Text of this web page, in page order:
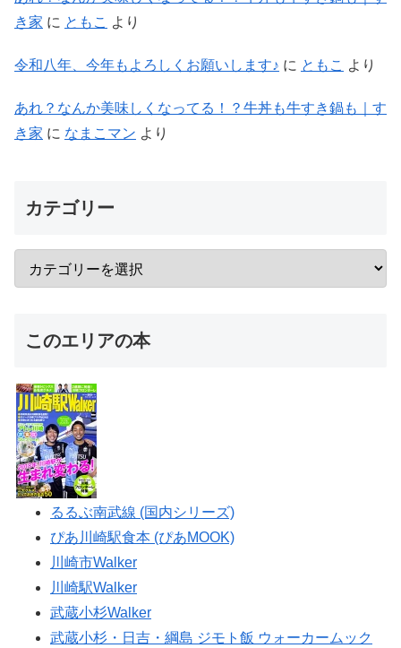
き家 に ともこ より
令和八年、今年もよろしくお願いします♪ に ともこ より
あれ？なんか美味しくなってる！？牛丼も牛すき鍋も｜す
き家 に なまこマン より
カテゴリー
このエリアの本
るるぶ南武線 (国内シリーズ)
ぴあ川崎駅食本 (ぴあMOOK)
川崎市Walker
川崎駅Walker
武蔵小杉Walker
武蔵小杉・日吉・綱島 ジモト飯 ウォーカームック